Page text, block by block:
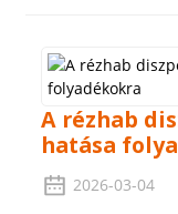
A rézhab
hatása
2026-03-04